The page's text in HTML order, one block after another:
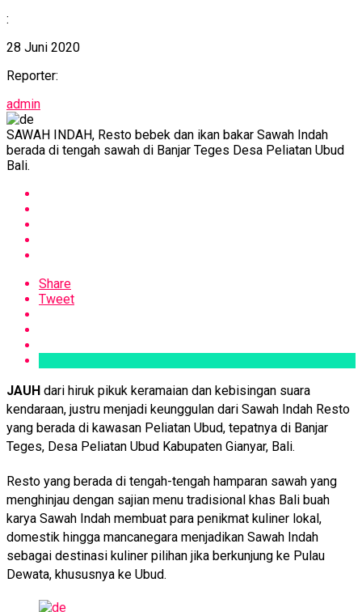
:
28 Juni 2020
Reporter:
admin
SAWAH INDAH, Resto bebek dan ikan bakar Sawah Indah
berada di tengah sawah di Banjar Teges Desa Peliatan Ubud
Bali.
Share
Tweet
JAUH dari hiruk pikuk keramaian dan kebisingan suara
kendaraan, justru menjadi keunggulan dari Sawah Indah Resto
yang berada di kawasan Peliatan Ubud, tepatnya di Banjar
Teges, Desa Peliatan Ubud Kabupaten Gianyar, Bali.
Resto yang berada di tengah-tengah hamparan sawah yang
menghinjau dengan sajian menu tradisional khas Bali buah
karya Sawah Indah membuat para penikmat kuliner lokal,
domestik hingga mancanegara menjadikan Sawah Indah
sebagai destinasi kuliner pilihan jika berkunjung ke Pulau
Dewata, khususnya ke Ubud.